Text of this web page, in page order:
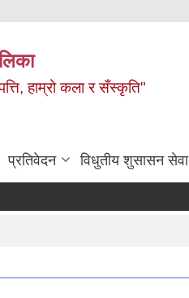
हाम्रो कला र सँस्कृति"
प्रतिवेदन विधुतीय शुसासन सेवा